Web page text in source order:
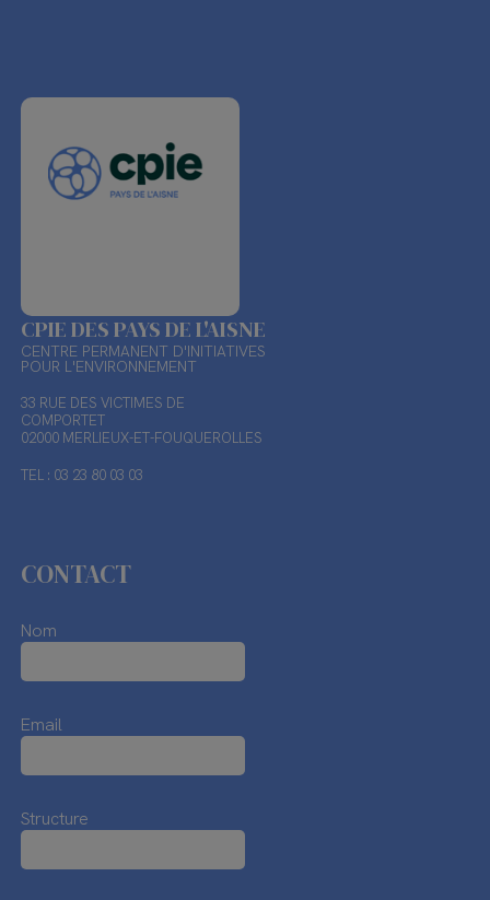
CPIE DES PAYS DE L'AISNE
CENTRE PERMANENT D'INITIATIVES
POUR L'ENVIRONNEMENT
33 RUE DES VICTIMES DE
COMPORTET
02000 MERLIEUX-ET-FOUQUEROLLES
TEL : 03 23 80 03 03
CONTACT
Nom
Email
Structure